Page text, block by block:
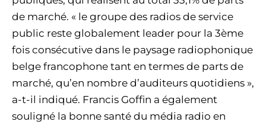
de marché. « le groupe des radios de service
public reste globalement leader pour la 3ème
fois consécutive dans le paysage radiophonique
belge francophone tant en termes de parts de
marché, qu’en nombre d’auditeurs quotidiens »,
a-t-il indiqué. Francis Goffin a également
souligné la bonne santé du média radio en